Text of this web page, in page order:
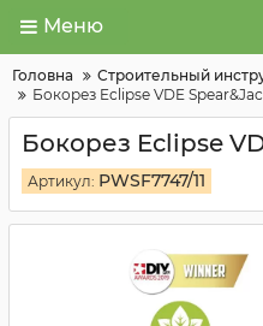
Меню
Головна
Строительный
Бокорез Eclipse VDE
Бокорез Eclipse
Артикул: PWSF7747/11